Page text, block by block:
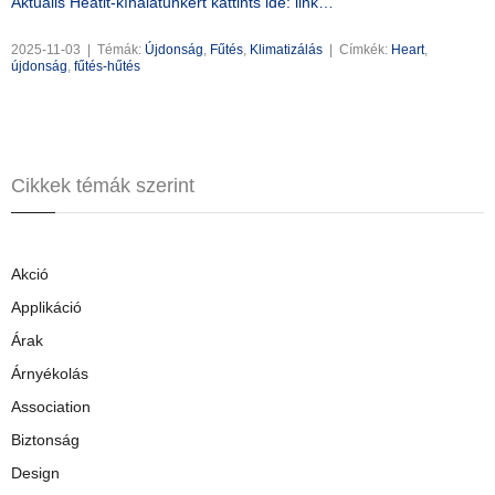
2025-11-03 Témák: Újdonság, Fűtés, Klimatizálás Címkék: Heart,
újdonság, fűtés-hűtés
Cikkek témák szerint
Akció
Applikáció
Árak
Árnyékolás
Association
Biztonság
Design